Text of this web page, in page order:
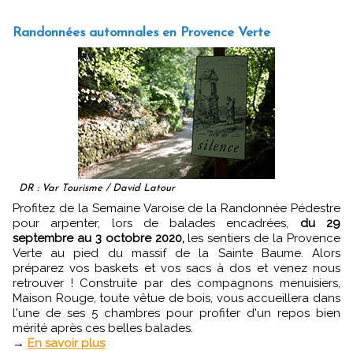
Randonnées automnales en Provence Verte
DR : Var Tourisme / David Latour
Profitez de la Semaine Varoise de la Randonnée Pédestre
pour arpenter, lors de balades encadrées, du 29
septembre au 3 octobre 2020,les sentiers de la Provence
Verte au pied du massif de la Sainte Baume. Alors
préparez vos baskets et vos sacs à dos et venez nous
retrouver ! Construite par des compagnons menuisiers,
Maison Rouge, toute vêtue de bois, vous accueillera dans
l'une de ses 5 chambres pour profiter d'un repos bien
mérité après ces belles balades.
→ En savoir plus